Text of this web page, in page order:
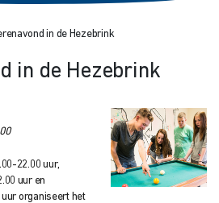
in de Hezebrink
in de Hezebrink
22.00 uur,
uur en
organiseert het